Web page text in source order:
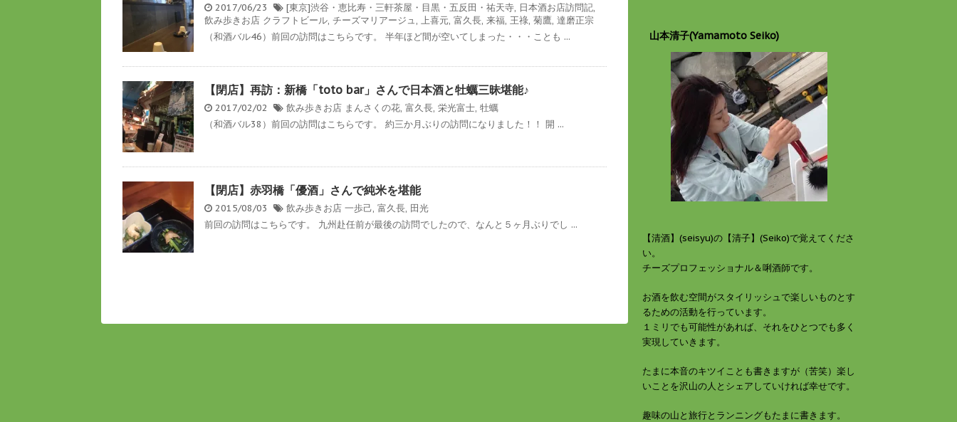
2017/06/23 [東京]渋谷・恵比寿・三軒茶屋・目黒・五反田・祐天寺, 日本酒お店訪問記,
飲み歩きお店 クラフトビール, チーズマリアージュ, 上喜元, 富久長, 来福, 王祿, 菊鷹, 達磨正宗
（和酒バル46）前回の訪問はこちらです。 半年ほど間が空いてしまった・・・ことも ...
【閉店】再訪：新橋「toto bar」さんで日本酒と牡蠣三昧堪能♪
2017/02/02 飲み歩きお店 まんさくの花, 富久長, 栄光富士, 牡蠣
（和酒バル38）前回の訪問はこちらです。 約三か月ぶりの訪問になりました！！ 開 ...
【閉店】赤羽橋「優酒」さんで純米を堪能
2015/08/03 飲み歩きお店 一歩己, 富久長, 田光
前回の訪問はこちらです。 九州赴任前が最後の訪問でしたので、なんと５ヶ月ぶりでし ...
山本清子(Yamamoto Seiko)
【清酒】(seisyu)の【清子】(Seiko)で覚えてくださ
い。
チーズプロフェッショナル＆唎酒師です。
お酒を飲む空間がスタイリッシュで楽しいものとす
るための活動を行っています。
１ミリでも可能性があれば、それをひとつでも多く
実現していきます。
たまに本音のキツイことも書きますが（苦笑）楽し
いことを沢山の人とシェアしていければ幸せです。
趣味の山と旅行とランニングもたまに書きます。